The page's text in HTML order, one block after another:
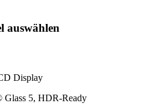
auswählen
Display
5, HDR-Ready